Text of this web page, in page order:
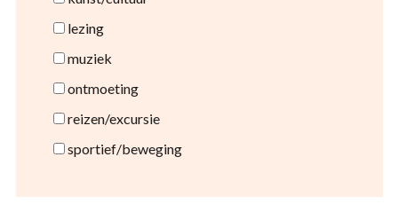
lezing
muziek
ontmoeting
reizen/excursie
sportief/beweging